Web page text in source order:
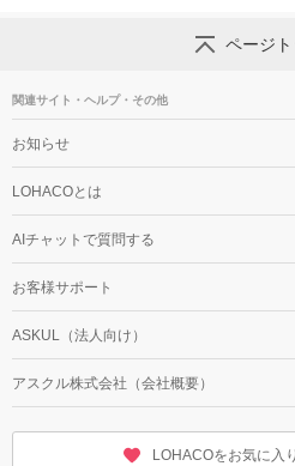
ページ
関連サイト・ヘルプ・その他
お知らせ
LOHACOとは
AIチャットで質問する
お客様サポート
ASKUL（法人向け）
アスクル株式会社（会社概要）
LOHACOをお気に入